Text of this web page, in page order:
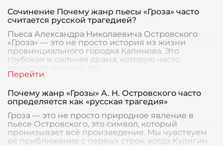
Сочинение Почему жанр пьесы «Гроза» часто
считается русской трагедией?
Пьеса Александра Николаевича Островского
«Гроза» — это не просто история из жизни
провинциального городка Калинова. Это
глубокая и сильная драма, которую часто
Почему жанр «Грозы» А. Н. Островского часто
определяется как «русская трагедия»
Гроза — это не просто природное явление в
пьесе Островского, это символ, который
пронизывает всё произведение. Мы чувствуем
её приближение с первых строк, когда Кулигин